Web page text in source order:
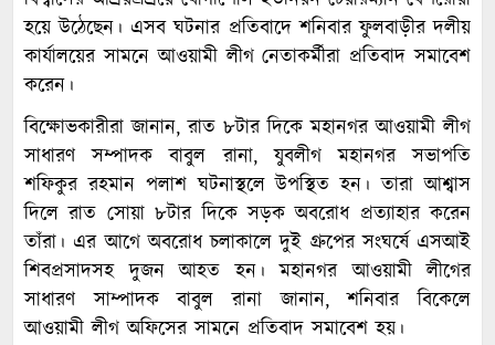
হয়ে উঠেছেন। এসব ঘটনার প্রতিবাদে শনিবার ফুলবাড়ীর দলীয়
কার্যালয়ের সামনে আওয়ামী লীগ নেতাকর্মীরা প্রতিবাদ সমাবেশ
করেন।
বিক্ষোভকারীরা জানান, রাত ৮টার দিকে মহানগর আওয়ামী লীগ
সাধারণ সম্পাদক বাবুল রানা, যুবলীগ মহানগর সভাপতি
শফিকুর রহমান পলাশ ঘটনাস্থলে উপস্থিত হন। তারা আশ্বাস
দিলে রাত সোয়া ৮টার দিকে সড়ক অবরোধ প্রত্যাহার করেন
তাঁরা। এর আগে অবরোধ চলাকালে দুই গ্রুপের সংঘর্ষে এসআই
শিবপ্রসাদসহ দুজন আহত হন। মহানগর আওয়ামী লীগের
সাধারণ সাম্পাদক বাবুল রানা জানান, শনিবার বিকেলে
আওয়ামী লীগ অফিসের সামনে প্রতিবাদ সমাবেশ হয়।